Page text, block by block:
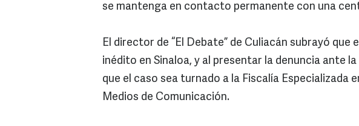
se mantenga en contacto permanente con una
El director de “El Debate” de Culiacán subrayó que
inédito en Sinaloa, y al presentar la denuncia ante
que el caso sea turnado a la Fiscalía Especializada
Medios de Comunicación.